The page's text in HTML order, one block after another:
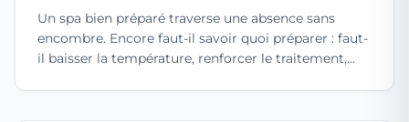
Un spa bien préparé traverse une absence sans
encombre. Encore faut-il savoir quoi préparer : faut-
il baisser la température, renforcer le traitement,...